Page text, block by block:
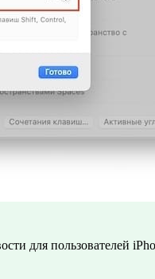
для пользователей